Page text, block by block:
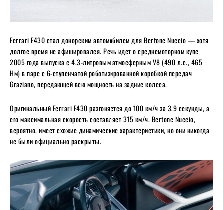
Ferrari F430 стал донорским автомобилем для Bertone Nuccio — хотя
долгое время не афишировался. Речь идет о среднемоторном купе
2005 года выпуска с 4,3-литровым атмосферным V8 (490 л.с., 465
Нм) в паре с 6-ступенчатой роботизированной коробкой передач
Graziano, передающей всю мощность на задние колеса.
Оригинальный Ferrari F430 разгоняется до 100 км/ч за 3,9 секунды, а
его максимальная скорость составляет 315 км/ч. Bertone Nuccio,
вероятно, имеет схожие динамические характеристики, но они никогда
не были официально раскрыты.